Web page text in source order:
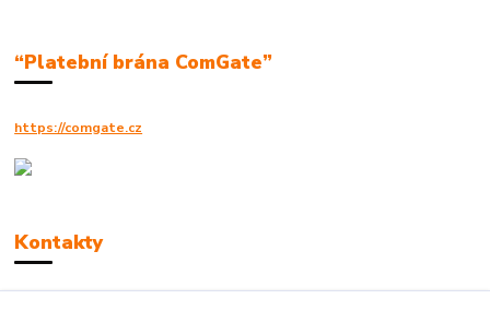
“Platební brána ComGate”
https://comgate.cz
Kontakty